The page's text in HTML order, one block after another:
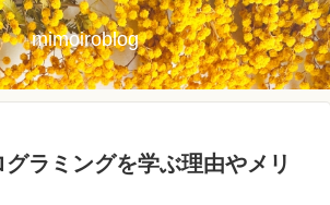
mimoiroblog
ラミングを学ぶ理由やメリ